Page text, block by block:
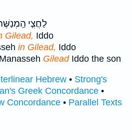
לַחֲצִ֤י
Gilead, Iddo
in Gilead, Iddo
GileadIddo the son
Hebrew • Strong's
Greek Concordance •
Concordance • Parallel Texts